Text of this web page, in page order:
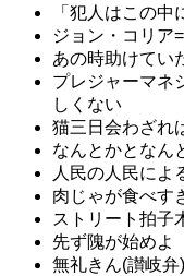
「犯人はこの中
ジョン・コリア
あの時助けてい
プレジャーマネ
しくない
猫三日会わざれ
なんとかとなん
人民の人民によ
肉じゃが食べす
ストリート拍子
先ず隗が始めよ
無礼きん(讃岐弁)